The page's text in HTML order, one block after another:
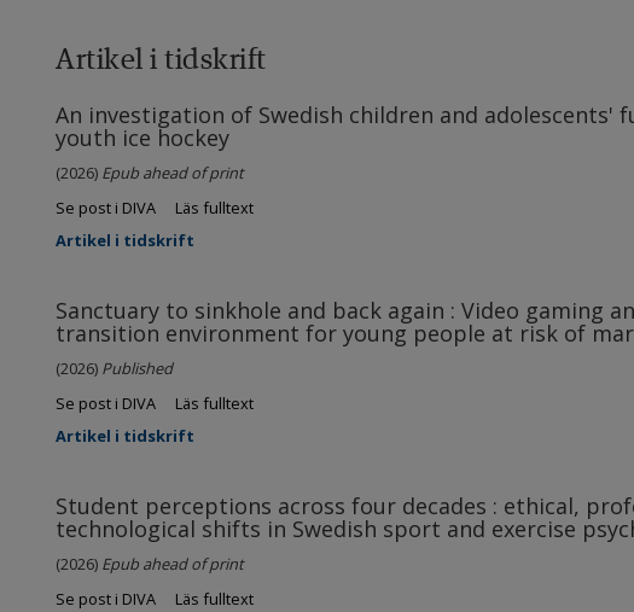
Artikel i tidskrift
An investigation of Swedish children and adolescents'
youth ice hockey
(2026) Epub ahead of print
Se post i DIVA
Läs fulltext
Artikel i tidskrift
Sanctuary to sinkhole and back again : Video gaming
transition environment for young people at risk of
(2026) Published
Se post i DIVA
Läs fulltext
Artikel i tidskrift
Student perceptions across four decades : ethical,
technological shifts in Swedish sport and exercise
(2026) Epub ahead of print
Se post i DIVA
Läs fulltext